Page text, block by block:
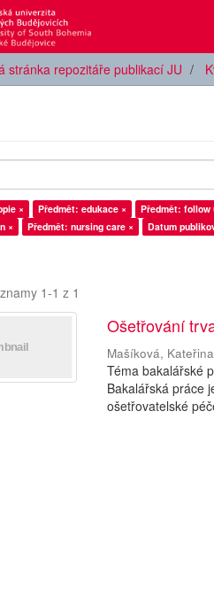
stránka repozitáře publikací JU
× Předmět: edukace × Předmět: follow
×
Předmět: nursing care × Datum
1-1 z 1
Ošetřování
Mašíková, Kateřina
Téma bakalářské
Bakalářská práce
ošetřovatelské